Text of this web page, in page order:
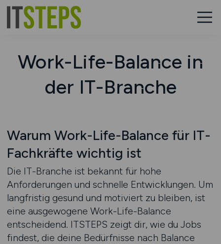
Work-Life-Balance in
der IT-Branche
Warum Work-Life-Balance für IT-
Fachkräfte wichtig ist
Die IT-Branche ist bekannt für hohe
Anforderungen und schnelle Entwicklungen. Um
langfristig gesund und motiviert zu bleiben, ist
eine ausgewogene Work-Life-Balance
entscheidend. ITSTEPS zeigt dir, wie du Jobs
findest, die deine Bedürfnisse nach Balance